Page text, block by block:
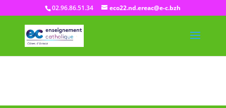
02.96.86.51.34 eco22.nd.ereac@e-c.bzh